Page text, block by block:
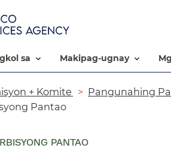
sa​​ makipag-ugnay​​
+ Komite​​ Pangunahing
Pantao​​
PANTAO